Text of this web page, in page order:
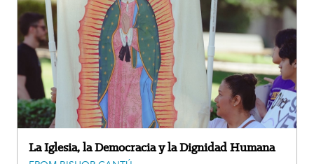
La Iglesia, la Democracia y la Dignidad Humana